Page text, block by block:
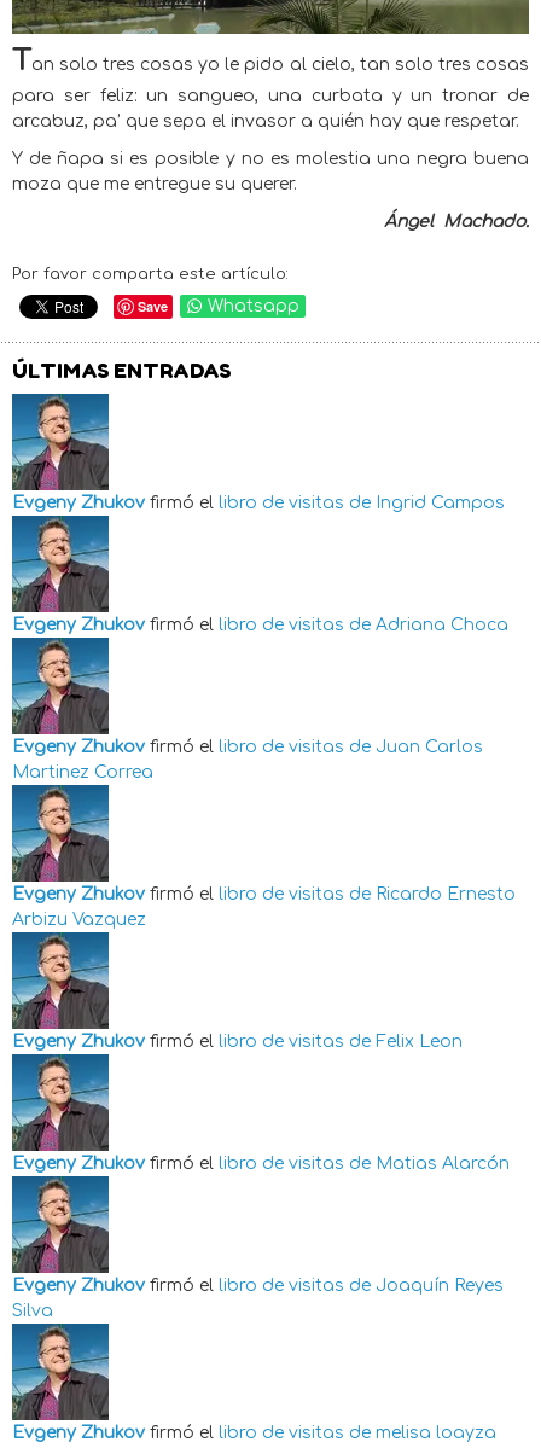
Tan solo tres cosas yo le pido al cielo, tan solo tres cosas
para ser feliz: un sangueo, una curbata y un tronar de
arcabuz, pa’ que sepa el invasor a quién hay que respetar.
Y de ñapa si es posible y no es molestia una negra buena
moza que me entregue su querer.
Ángel Machado.
Por favor comparta este artículo:
Save Whatsapp
ÚLTIMAS ENTRADAS
Evgeny Zhukov firmó el libro de visitas de Ingrid Campos
Evgeny Zhukov firmó el libro de visitas de Adriana Choca
Evgeny Zhukov firmó el libro de visitas de Juan Carlos
Martinez Correa
Evgeny Zhukov firmó el libro de visitas de Ricardo Ernesto
Arbizu Vazquez
Evgeny Zhukov firmó el libro de visitas de Felix Leon
Evgeny Zhukov firmó el libro de visitas de Matias Alarcón
Evgeny Zhukov firmó el libro de visitas de Joaquín Reyes
Silva
Evgeny Zhukov firmó el libro de visitas de melisa loayza